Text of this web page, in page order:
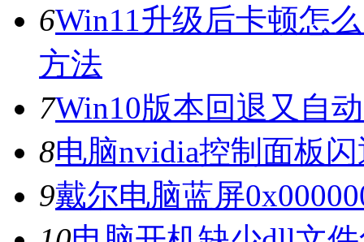
6Win11升级后卡顿怎
方法
7Win10版本回退又自
8电脑nvidia控制面板
9戴尔电脑蓝屏